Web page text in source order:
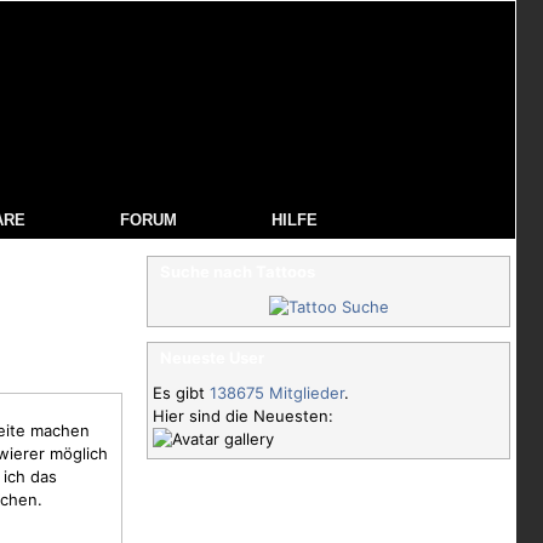
FORUM HILFE
machen
möglich
das
Es gibt 138675 Mitglieder.
Hier sind die Neuesten: